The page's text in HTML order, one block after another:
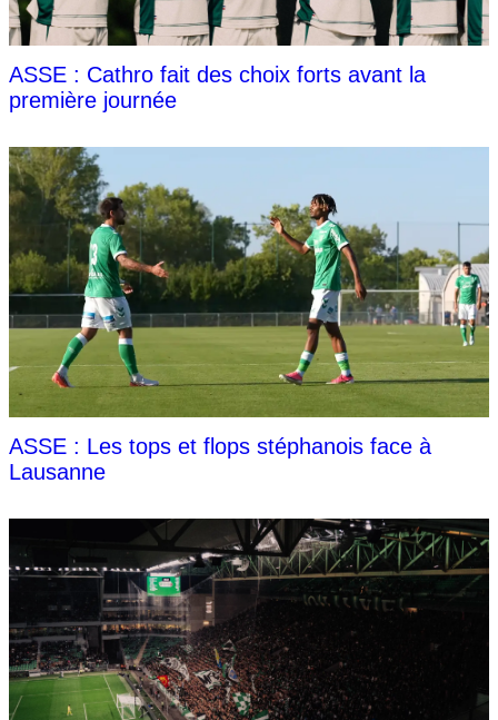
ASSE : Cathro fait des choix forts avant la
première journée
ASSE : Les tops et flops stéphanois face à
Lausanne